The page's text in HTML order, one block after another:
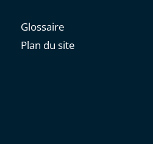
Glossaire
Plan du site